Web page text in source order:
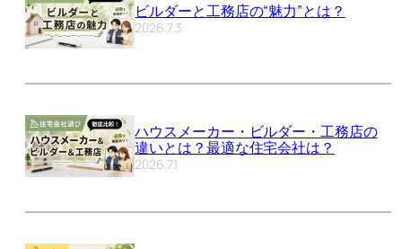
ビルダーと工務店の“魅力”とは？
2026.7.3
ハウスメーカー・ビルダー・工務店の
違いとは？最適な住宅会社は？
2026.7.1